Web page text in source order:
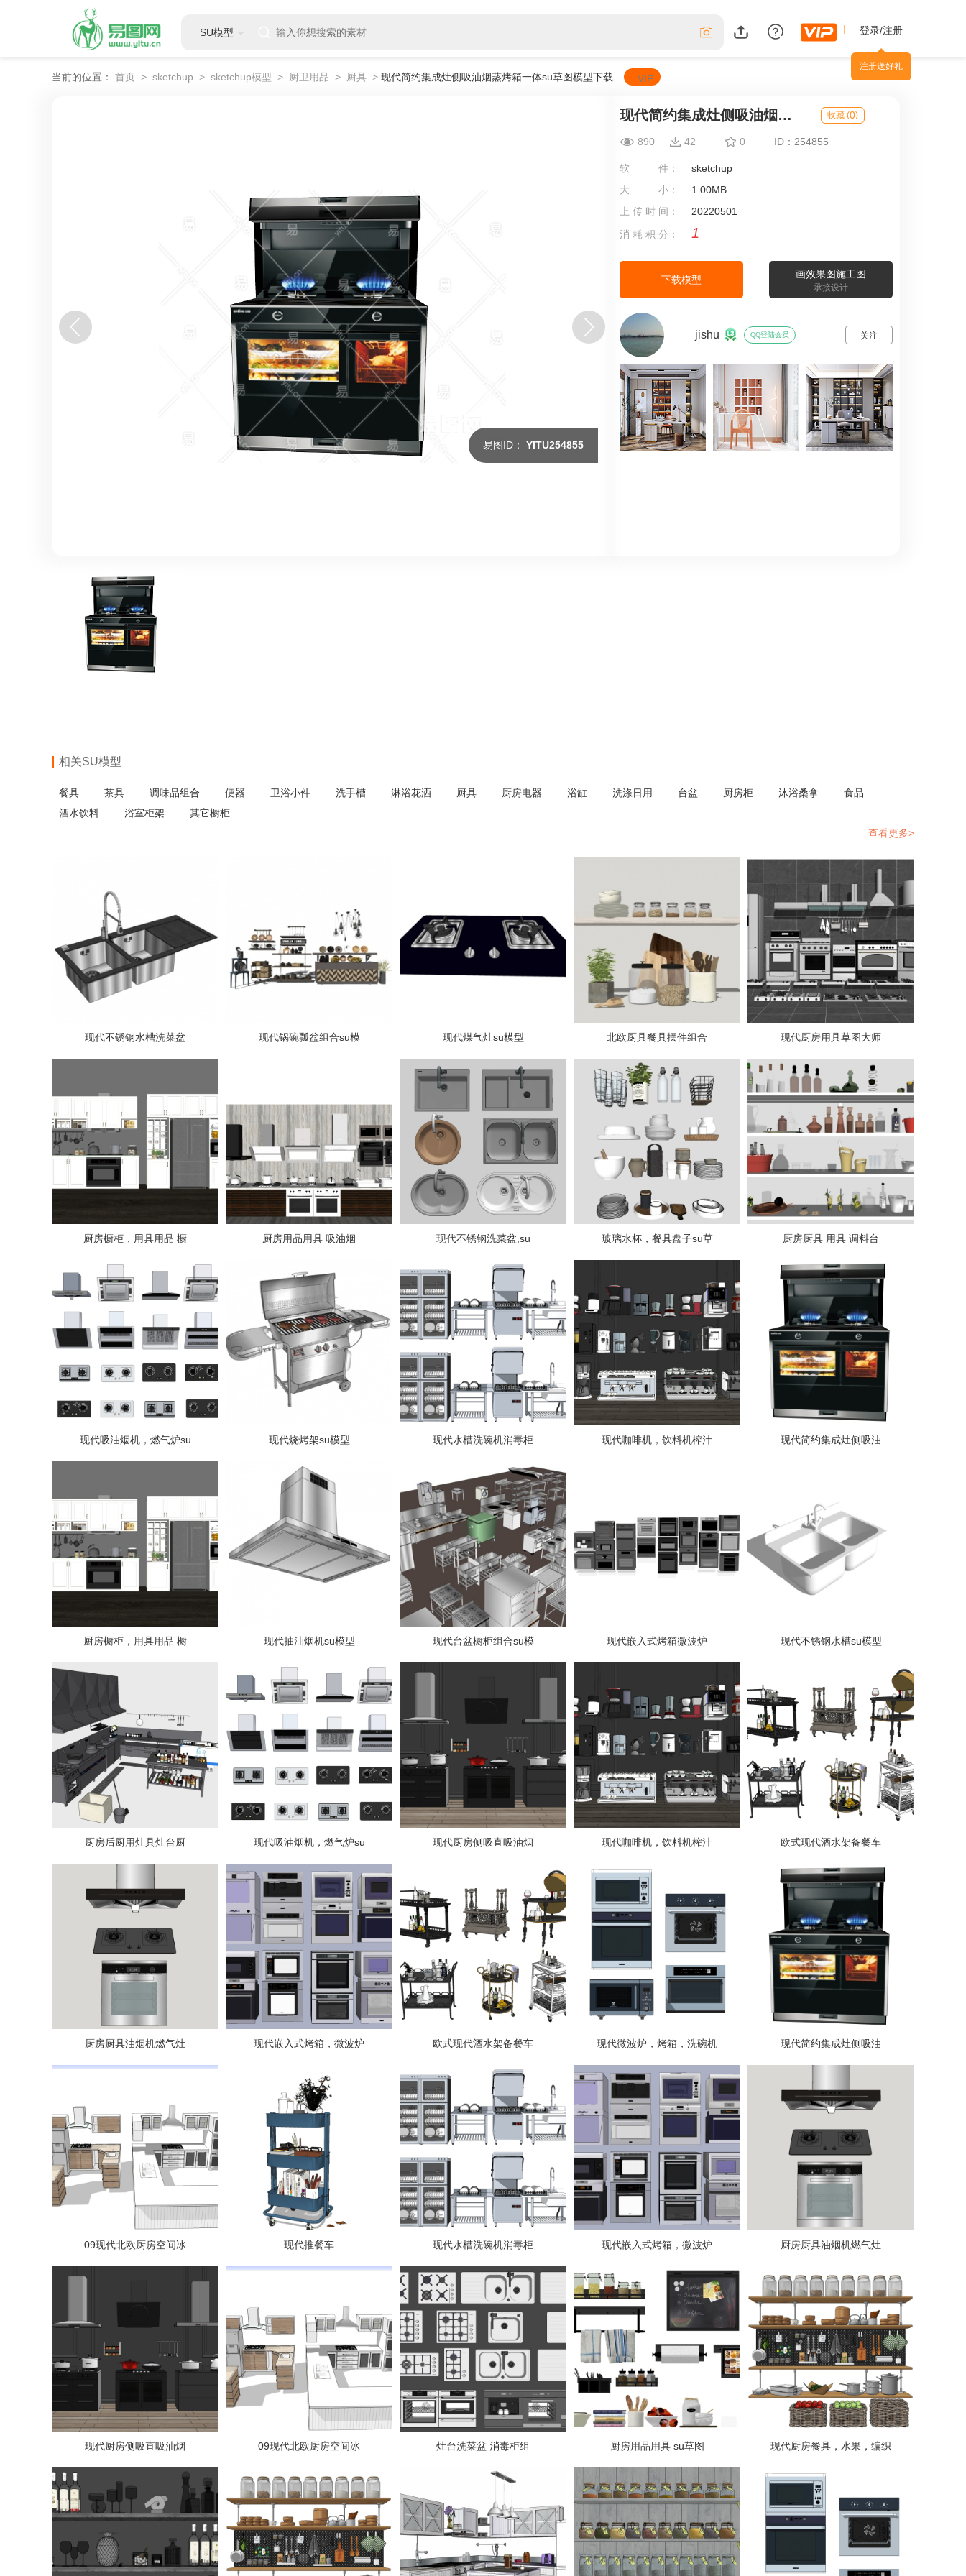
SU模型 登录/注册
注册送好礼
当前的位置： 首页 > sketchup > sketchup模型 > 厨卫用品 > 厨具 > 现代简约集成灶侧吸油烟蒸烤箱一体su草图模型下载
易图ID： YITU254855
现代简约集成灶侧吸油烟蒸烤箱一体su草图模型下载 收藏 (0)
890 42 0 ID：254855
软 件：
sketchup
大 小：
1.00MB
上 传 时 间：
20220501
消 耗 积 分：
1
下载模型 画效果图施工图
承接设计
jishu QQ登陆会员 关注
相关SU模型
餐具 茶具 调味品组合 便器 卫浴小件 洗手槽 淋浴花洒 厨具 厨房电器 浴缸 洗涤日用 台盆 厨房柜 沐浴桑拿
食品
酒水饮料
浴室柜架
其它橱柜
查看更多>
现代不锈钢水槽洗菜盆 现代锅碗瓢盆组合su模 现代煤气灶su模型 北欧厨具餐具摆件组合 现代厨房用具草图大师
厨房橱柜，用具用品 橱 厨房用品用具 吸油烟 现代不锈钢洗菜盆,su 玻璃水杯，餐具盘子su草 厨房厨具 用具 调料台
现代吸油烟机，燃气炉su 现代烧烤架su模型 现代水槽洗碗机消毒柜 现代咖啡机，饮料机榨汁 现代简约集成灶侧吸油
厨房橱柜，用具用品 橱 现代抽油烟机su模型 现代台盆橱柜组合su模 现代嵌入式烤箱微波炉 现代不锈钢水槽su模型
厨房后厨用灶具灶台厨 现代吸油烟机，燃气炉su 现代厨房侧吸直吸油烟 现代咖啡机，饮料机榨汁 欧式现代酒水架备餐车
厨房厨具油烟机燃气灶 现代嵌入式烤箱，微波炉 欧式现代酒水架备餐车 现代微波炉，烤箱，洗碗机 现代简约集成灶侧吸油
09现代北欧厨房空间冰 现代推餐车 现代水槽洗碗机消毒柜 现代嵌入式烤箱，微波炉 厨房厨具油烟机燃气灶
现代厨房侧吸直吸油烟 09现代北欧厨房空间冰 灶台洗菜盆 消毒柜组 厨房用品用具 su草图 现代厨房餐具，水果，编织